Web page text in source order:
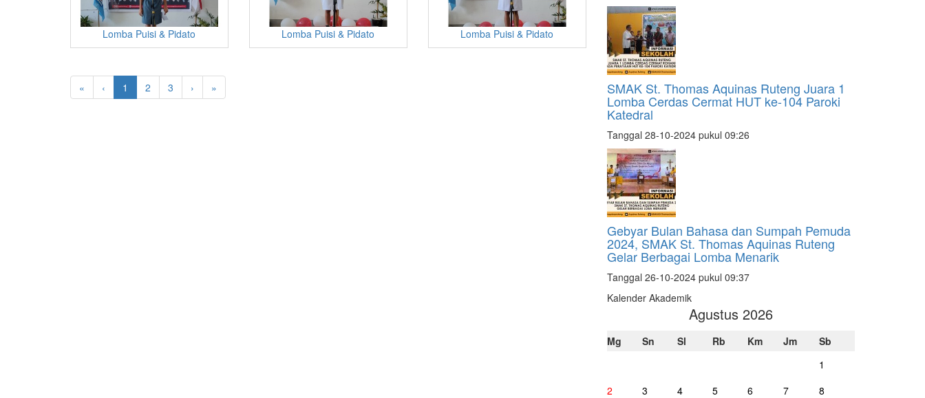
Lomba Puisi & Pidato Lomba Puisi & Pidato Lomba Puisi & Pidato
« ‹ 1 2 3 › » SMAK St. Thomas Aquinas Ruteng Juara 1
Lomba Cerdas Cermat HUT ke-104 Paroki
Katedral
Tanggal 28-10-2024 pukul 09:26
Gebyar Bulan Bahasa dan Sumpah Pemuda
2024, SMAK St. Thomas Aquinas Ruteng
Gelar Berbagai Lomba Menarik
Tanggal 26-10-2024 pukul 09:37
Kalender Akademik
Agustus 2026
Mg Sn Sl Rb Km Jm
Sb
1
2
3 4 5 6 7
8